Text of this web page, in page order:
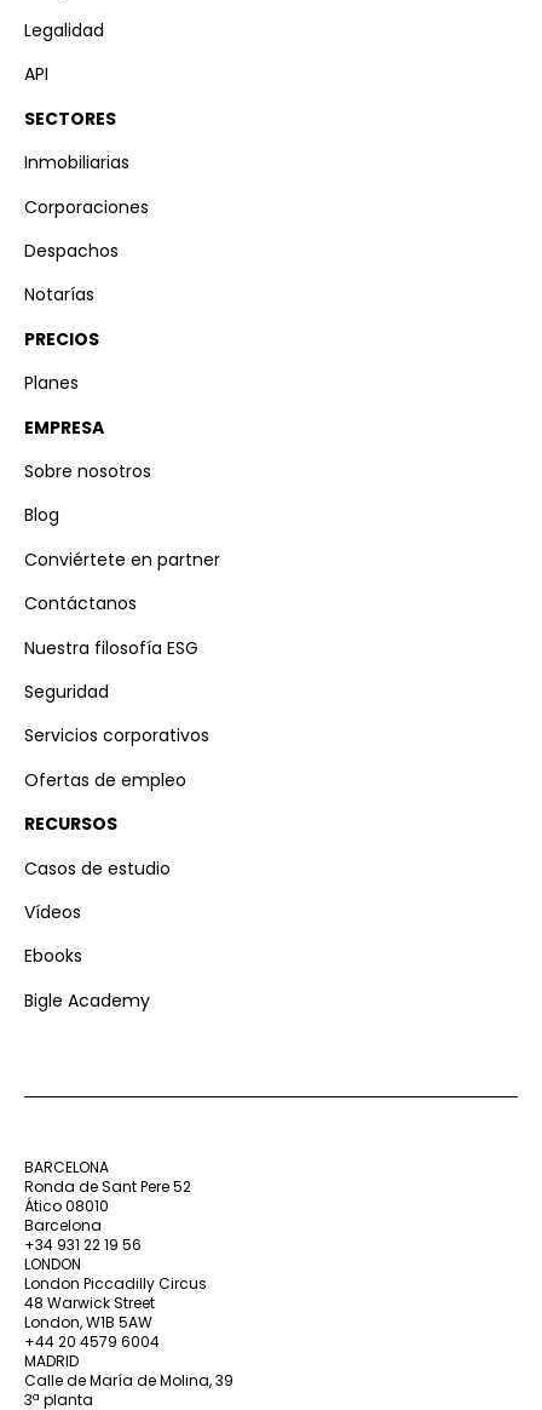
Legalidad
API
SECTORES
Inmobiliarias
Corporaciones
Despachos
Notarías
PRECIOS
Planes
EMPRESA
Sobre nosotros
Blog
Conviértete en partner
Contáctanos
Nuestra filosofía ESG
Seguridad
Servicios corporativos
Ofertas de empleo
RECURSOS
Casos de estudio
Vídeos
Ebooks
Bigle Academy
BARCELONA
Ronda de Sant Pere 52
Ático 08010
Barcelona
+34 931 22 19 56
LONDON
London Piccadilly Circus
48 Warwick Street
London, W1B 5AW
+44 20 4579 6004
MADRID
Calle de María de Molina, 39
3ª planta